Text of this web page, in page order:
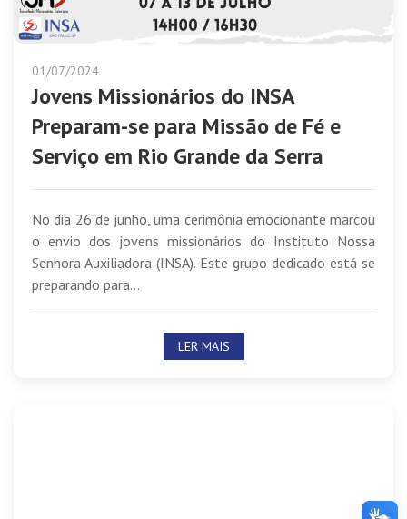
01/07/2024
Jovens Missionários do INSA
Preparam-se para Missão de Fé e
Serviço em Rio Grande da Serra
No dia 26 de junho, uma cerimônia emocionante marcou
o envio dos jovens missionários do Instituto Nossa
Senhora Auxiliadora (INSA). Este grupo dedicado está se
preparando para...
LER MAIS